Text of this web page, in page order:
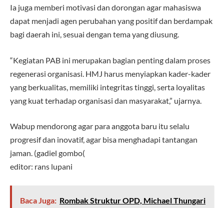
Ia juga memberi motivasi dan dorongan agar mahasiswa
dapat menjadi agen perubahan yang positif dan berdampak
bagi daerah ini, sesuai dengan tema yang diusung.
“Kegiatan PAB ini merupakan bagian penting dalam proses
regenerasi organisasi. HMJ harus menyiapkan kader-kader
yang berkualitas, memiliki integritas tinggi, serta loyalitas
yang kuat terhadap organisasi dan masyarakat,” ujarnya.
Wabup mendorong agar para anggota baru itu selalu
progresif dan inovatif, agar bisa menghadapi tantangan
jaman. (gadiel gombo(
editor: rans lupani
Baca Juga: Rombak Struktur OPD, Michael Thungari